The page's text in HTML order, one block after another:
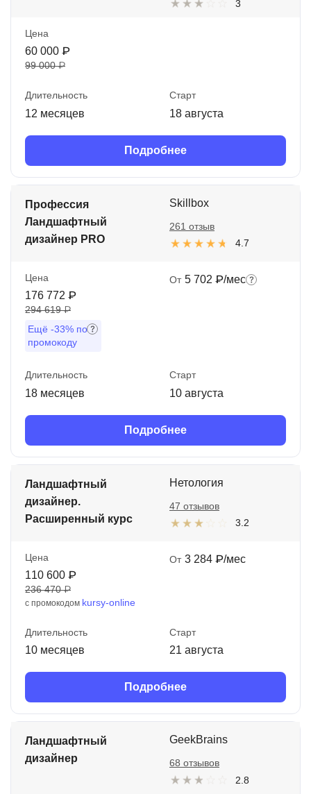
3
Цена
60 000 ₽
99 000 ₽
Длительность
12 месяцев
Старт
18 августа
Подробнее
Профессия
Ландшафтный
дизайнер PRO
Skillbox
4.7
261 отзыв
Цена
176 772 ₽
294 619 ₽
Ещё -33% по
промокоду
От 5 702 ₽/мес
Длительность
18 месяцев
Старт
10 августа
Подробнее
Ландшафтный
дизайнер.
Расширенный курс
Нетология
3.2
47 отзывов
Цена
110 600 ₽
236 470 ₽
с промокодом kursy-online
От 3 284 ₽/мес
Длительность
10 месяцев
Старт
21 августа
Подробнее
Ландшафтный
дизайнер
GeekBrains
2.8
68 отзывов